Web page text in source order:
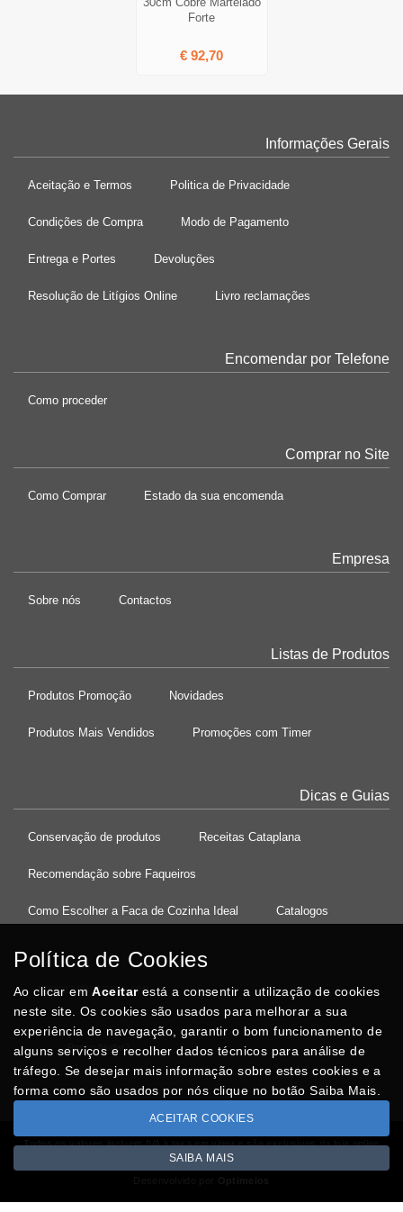
Forte
€ 92,70
Informações Gerais
Aceitação e Termos Politica de Privacidade
Condições de Compra Modo de Pagamento
Entrega e Portes Devoluções
Resolução de Litígios Online Livro reclamações
Encomendar por Telefone
Como proceder
Comprar no Site
Como Comprar Estado da sua encomenda
Empresa
Sobre nós Contactos
Listas de Produtos
Produtos Promoção Novidades
Produtos Mais Vendidos Promoções com Timer
Dicas e Guias
Conservação de produtos Receitas Cataplana
Recomendação sobre Faqueiros
Como Escolher a Faca de Cozinha Ideal Catalogos
37°08'27.5"N 8°32'13.9"W
Posso Ajudar?
Todos os valores incluem IVA à taxa em vigor e são exclusivos da loja online
Copyright © CASACARMINHO.com 2026
Política de Cookies
Ao clicar emAceitarestá a consentir a utilização de cookies
neste site. Os cookies são usados para melhorar a sua
experiência de navegação, garantir o bom funcionamento de
alguns serviços e recolher dados técnicos para análise de
tráfego. Se desejar mais informação sobre estes cookies e a
forma como são usados por nós clique no botão Saiba Mais.
ACEITAR COOKIES
SAIBA MAIS